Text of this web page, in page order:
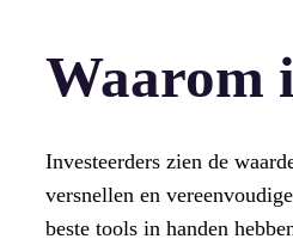
Waarom
Investeerders zien de
versnellen en
beste tools in handen